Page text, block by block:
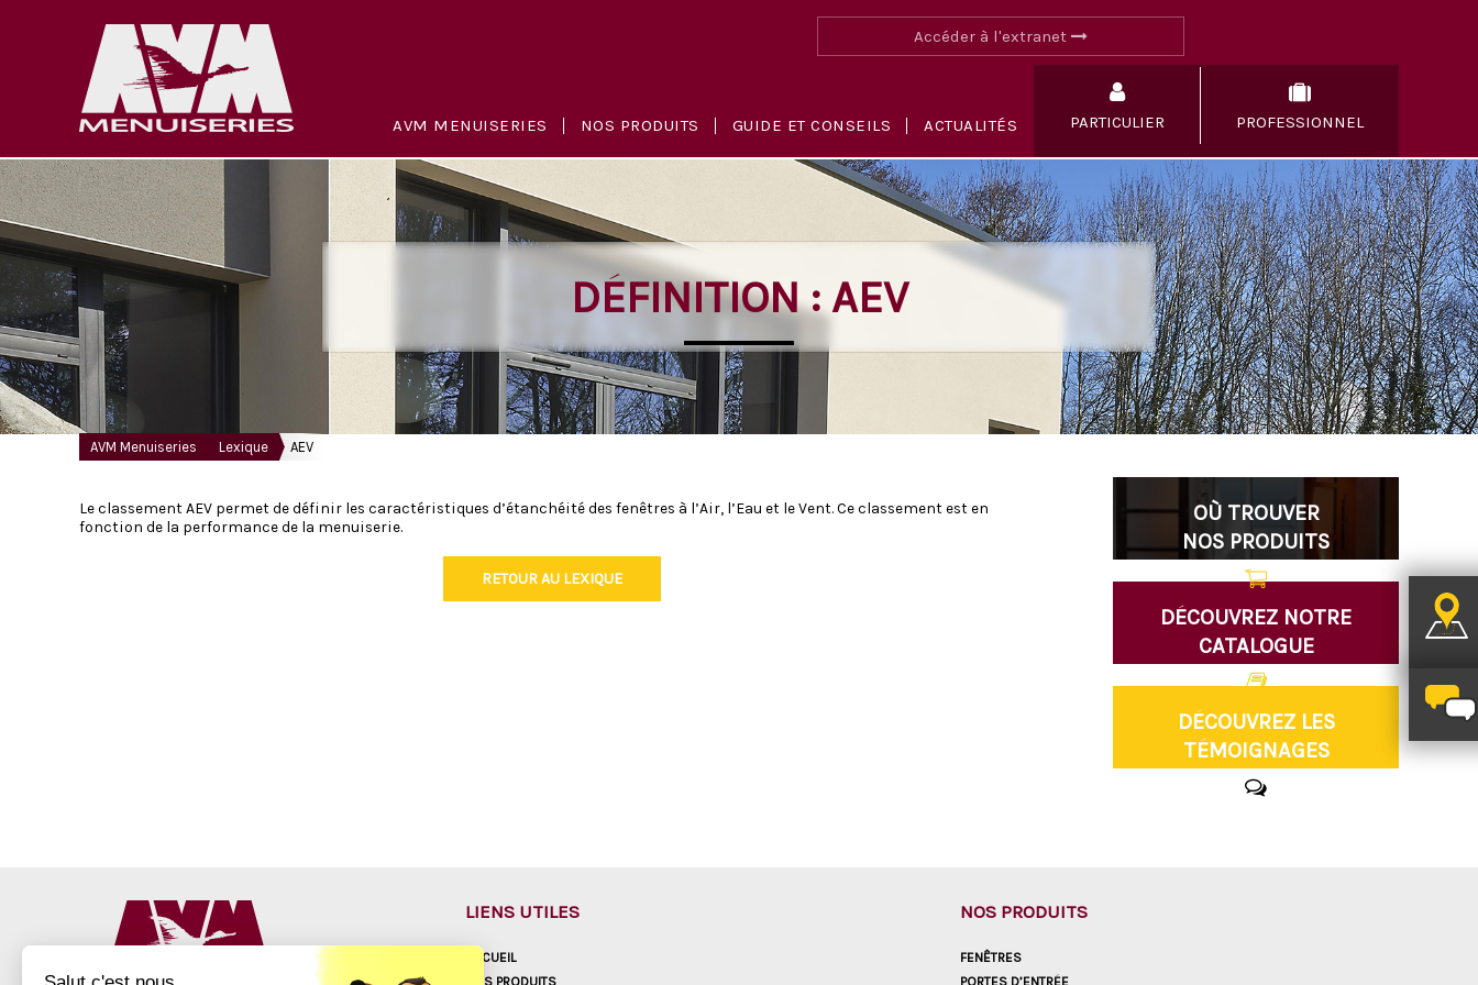
Accéder à l'extranet
AVM MENUISERIES NOS PRODUITS GUIDE ET CONSEILS ACTUALITÉS PARTICULIER PROFESSIONNEL
DÉFINITION : AEV
AVM Menuiseries Lexique AEV
Le classement AEV permet de définir les caractéristiques d’étanchéité des fenêtres à l’Air, l’Eau et le Vent. Ce classement est en
fonction de la performance de la menuiserie.
RETOUR AU LEXIQUE
OÙ TROUVER
NOS PRODUITS
DÉCOUVREZ NOTRE
CATALOGUE
DÉCOUVREZ LES
TÉMOIGNAGES
LIENS UTILES
ACCUEIL
NOS PRODUITS
NOS PRODUITS
FENÊTRES
PORTES D’ENTRÉE